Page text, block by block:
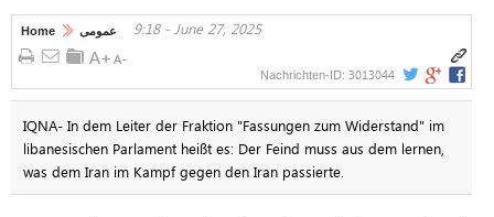
Home عمومی 9:18 - June 27, 2025
Nachrichten-ID: 3013044
IQNA- In dem Leiter der Fraktion "Fassungen zum Widerstand" im
libanesischen Parlament heißt es: Der Feind muss aus dem lernen,
was dem Iran im Kampf gegen den Iran passierte.